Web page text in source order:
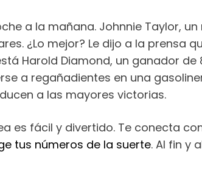
a la mañana. Johnnie Taylor,
¿Lo mejor? Le dijo a la prensa
Harold Diamond, un ganador
a regañadientes en una
a las mayores victorias.
es fácil y divertido. Te conecta
tus números de la suerte. Al fin y